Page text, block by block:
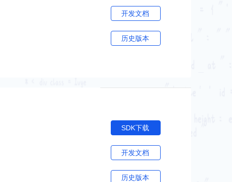
开发文档
历史版本
SDK下载
开发文档
历史版本